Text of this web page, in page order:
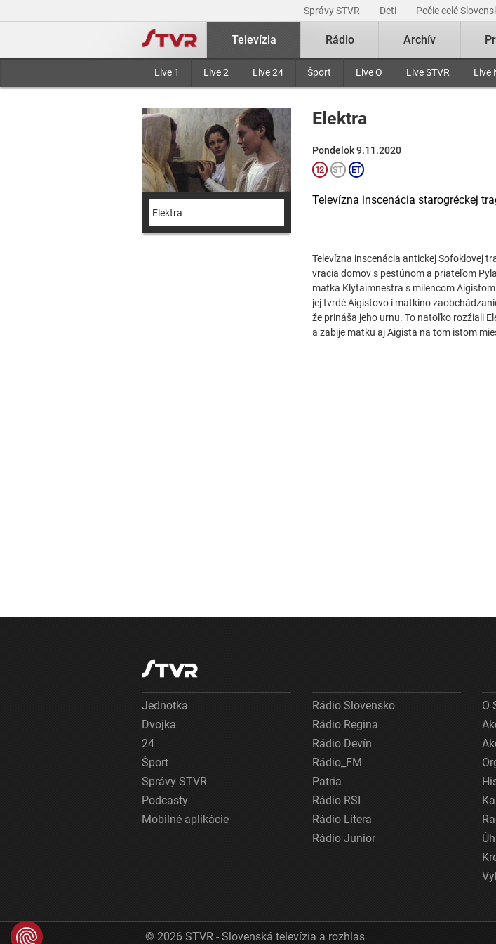
Správy STVR Deti Pečie celé
Televízia
Live 1 Live 2 Live 24 Šport Live O Live STVR Live
Rádio Archív
Elektra
Elektra
Pondelok 9.11.2020
Televízna inscenácia starogréckej
Televízna inscenácia antickej Sofoklovej
vracia domov s pestúnom a priateľom
matka Klytaimnestra s milencom
jej tvrdé Aigistovo i matkino
že prináša jeho urnu. To natoľko rozžiali
a zabije matku aj Aigista na tom istom
Jednotka
Dvojka
24
Šport
Správy STVR
Podcasty
Mobilné aplikácie
Rádio Slovensko
Rádio Regina
Rádio Devín
Rádio_FM
Patria
Rádio RSI
Rádio Litera
Rádio Junior
O
© 2026 STVR - Slovenská televízia a rozhlas